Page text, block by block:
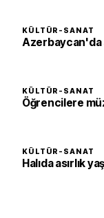
KÜLTÜR-SANAT
Azerbaycan'da
KÜLTÜR-SANAT
Öğrencilere
KÜLTÜR-SANAT
Halıda asırlık